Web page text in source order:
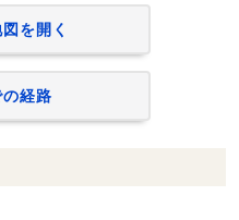
を開く
経路